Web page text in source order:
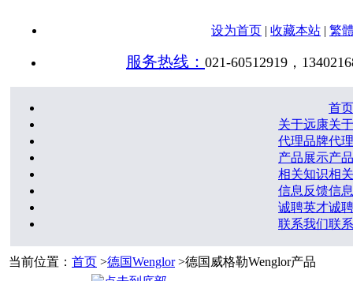
设为首页 | 收藏本站 | 繁
服务热线： 021-60512919，
首页
关于远康关
代理品牌代
产品展示产
相关知识相
信息反馈信
诚聘英才诚
联系我们联
当前位置： 首页 >德国Wenglor>德国威格勒Wenglor产品